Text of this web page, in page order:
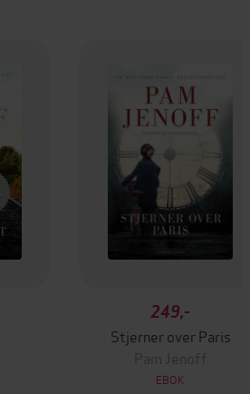
249,-
Stjerner over Paris
Pam Jenoff
EBOK